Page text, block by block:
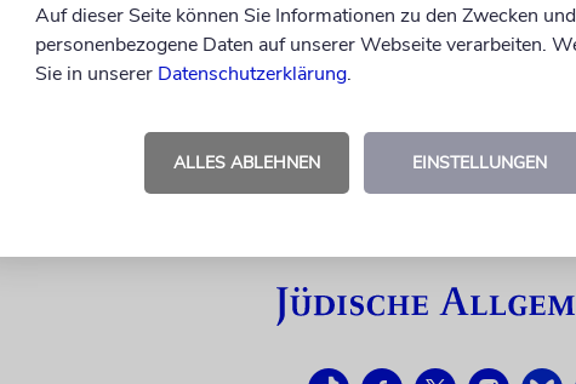
Auf dieser Seite können Sie Informationen zu den Zwecken
personenbezogene Daten auf unserer Webseite verarbeiten.
Sie in unserer Datenschutzerklärung.
ALLES ABLEHNEN EINSTELLUNGEN